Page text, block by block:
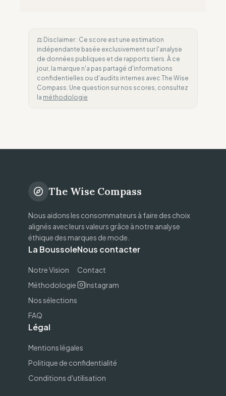
⚖️ Disclaimer : Ce score est une estimation
indépendante basée exclusivement sur l'analyse
de données publiques et de rapports tiers. À ce
jour, la marque n'a pas partagé d'informations
confidentielles ou d'audits internes avec The Wise
Compass. Une question sur nos scores, consultez
la méthodologie
The Wise Compass
Nous aidons les consommateurs à faire des choix
alignés avec leurs valeurs grâce à notre analyse
éthique des marques de mode.
La Boussole
Notre Vision
Méthodologie
Nos sélections
FAQ
Nous contacter
Contact
Instagram
Légal
Mentions légales
Politique de confidentialité
Conditions d'utilisation